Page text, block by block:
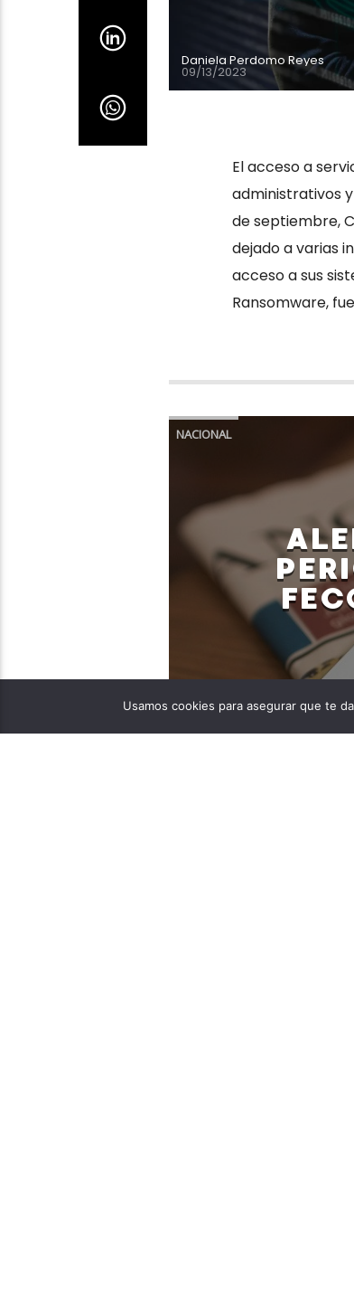
Daniela Perdomo Reyes
09/13/2023
El acceso a
administrativos
de septiembre,
dejado a varias
acceso a sus
Ransomware,
NACIONAL
Daniela Perdomo Reyes
Usamos cookies para asegurar que te